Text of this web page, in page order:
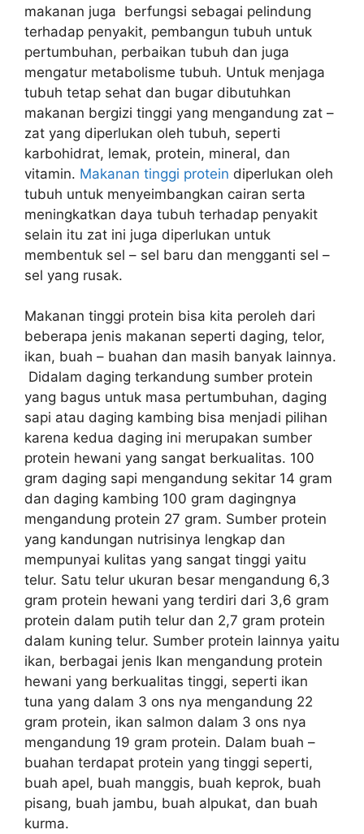
makanan juga berfungsi sebagai pelindung
terhadap penyakit, pembangun tubuh untuk
pertumbuhan, perbaikan tubuh dan juga
mengatur metabolisme tubuh. Untuk menjaga
tubuh tetap sehat dan bugar dibutuhkan
makanan bergizi tinggi yang mengandung zat –
zat yang diperlukan oleh tubuh, seperti
karbohidrat, lemak, protein, mineral, dan
vitamin. Makanan tinggi protein diperlukan oleh
tubuh untuk menyeimbangkan cairan serta
meningkatkan daya tubuh terhadap penyakit
selain itu zat ini juga diperlukan untuk
membentuk sel – sel baru dan mengganti sel –
sel yang rusak.
Makanan tinggi protein bisa kita peroleh dari
beberapa jenis makanan seperti daging, telor,
ikan, buah – buahan dan masih banyak lainnya.
Didalam daging terkandung sumber protein
yang bagus untuk masa pertumbuhan, daging
sapi atau daging kambing bisa menjadi pilihan
karena kedua daging ini merupakan sumber
protein hewani yang sangat berkualitas. 100
gram daging sapi mengandung sekitar 14 gram
dan daging kambing 100 gram dagingnya
mengandung protein 27 gram. Sumber protein
yang kandungan nutrisinya lengkap dan
mempunyai kulitas yang sangat tinggi yaitu
telur. Satu telur ukuran besar mengandung 6,3
gram protein hewani yang terdiri dari 3,6 gram
protein dalam putih telur dan 2,7 gram protein
dalam kuning telur. Sumber protein lainnya yaitu
ikan, berbagai jenis Ikan mengandung protein
hewani yang berkualitas tinggi, seperti ikan
tuna yang dalam 3 ons nya mengandung 22
gram protein, ikan salmon dalam 3 ons nya
mengandung 19 gram protein. Dalam buah –
buahan terdapat protein yang tinggi seperti,
buah apel, buah manggis, buah keprok, buah
pisang, buah jambu, buah alpukat, dan buah
kurma.